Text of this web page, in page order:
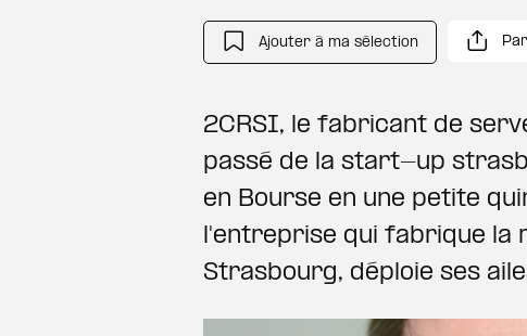
Ajouter à ma sélection
2CRSI, le fabricant de
passé de la start-up
en Bourse en une petite
l'entreprise qui fabrique la
Strasbourg, déploie ses